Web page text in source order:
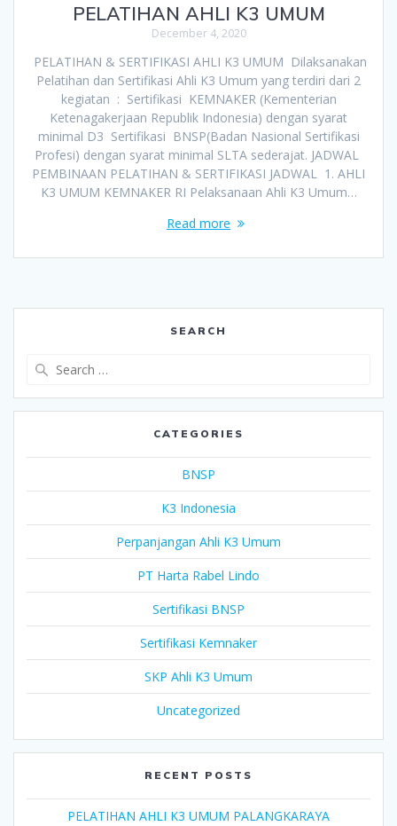
PELATIHAN AHLI K3 UMUM
December 4, 2020
PELATIHAN & SERTIFIKASI AHLI K3 UMUM Dilaksanakan
Pelatihan dan Sertifikasi Ahli K3 Umum yang terdiri dari 2
kegiatan : Sertifikasi KEMNAKER (Kementerian
Ketenagakerjaan Republik Indonesia) dengan syarat
minimal D3 Sertifikasi BNSP(Badan Nasional Sertifikasi
Profesi) dengan syarat minimal SLTA sederajat. JADWAL
PEMBINAAN PELATIHAN & SERTIFIKASI JADWAL 1. AHLI
K3 UMUM KEMNAKER RI Pelaksanaan Ahli K3 Umum…
Read more
SEARCH
CATEGORIES
BNSP
K3 Indonesia
Perpanjangan Ahli K3 Umum
PT Harta Rabel Lindo
Sertifikasi BNSP
Sertifikasi Kemnaker
SKP Ahli K3 Umum
Uncategorized
RECENT POSTS
PELATIHAN AHLI K3 UMUM PALANGKARAYA